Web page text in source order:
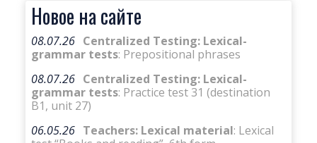
Новое на сайте
08.07.26 Centralized Testing: Lexical-
grammar tests: Prepositional phrases
08.07.26 Centralized Testing: Lexical-
grammar tests: Practice test 31 (destination
B1, unit 27)
06.05.26 Teachers: Lexical material: Lexical